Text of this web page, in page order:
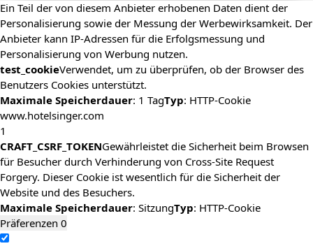
Ein Teil der von diesem Anbieter erhobenen Daten dient der
Personalisierung sowie der Messung der Werbewirksamkeit. Der
Anbieter kann IP-Adressen für die Erfolgsmessung und
Personalisierung von Werbung nutzen.
test_cookieVerwendet, um zu überprüfen, ob der Browser des
Benutzers Cookies unterstützt.
Maximale Speicherdauer: 1 TagTyp: HTTP-Cookie
www.hotelsinger.com
1
CRAFT_CSRF_TOKENGewährleistet die Sicherheit beim Browsen
für Besucher durch Verhinderung von Cross-Site Request
Forgery. Dieser Cookie ist wesentlich für die Sicherheit der
Website und des Besuchers.
Maximale Speicherdauer: SitzungTyp: HTTP-Cookie
Präferenzen 0